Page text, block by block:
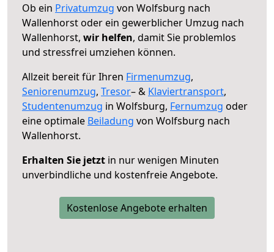
Ob ein Privatumzug von Wolfsburg nach
Wallenhorst oder ein gewerblicher Umzug nach
Wallenhorst, wir helfen, damit Sie problemlos
und stressfrei umziehen können.
Allzeit bereit für Ihren Firmenumzug,
Seniorenumzug, Tresor– & Klaviertransport,
Studentenumzug in Wolfsburg, Fernumzug oder
eine optimale Beiladung von Wolfsburg nach
Wallenhorst.
Erhalten Sie jetzt in nur wenigen Minuten
unverbindliche und kostenfreie Angebote.
Kostenlose Angebote erhalten